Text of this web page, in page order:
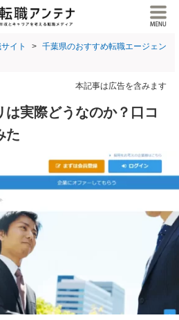
イト
千葉県のおすすめ転職エージェン
本記事は広告を含みます
は実際どうなのか？口コ
た